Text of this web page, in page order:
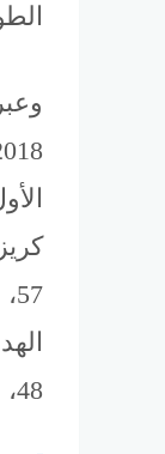
48، وأخيراً سجل أغويرو في الدقيقة 92 الهدف الثالث للأرجنتين.